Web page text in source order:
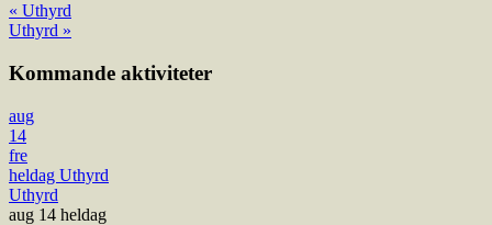
« Uthyrd
Uthyrd »
Kommande aktiviteter
aug
14
fre
heldag Uthyrd
Uthyrd
aug 14 heldag